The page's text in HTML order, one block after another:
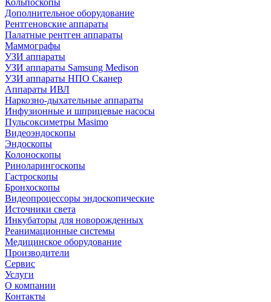
Кольпоскопы
Дополнительное оборудование
Рентгеновские аппараты
Палатные рентген аппараты
Маммографы
УЗИ аппараты
УЗИ аппараты Samsung Medison
УЗИ аппараты НПО Сканер
Аппараты ИВЛ
Наркозно-дыхательные аппараты
Инфузионные и шприцевые насосы
Пульсоксиметры Masimo
Видеоэндоскопы
Эндоскопы
Колоноскопы
Риноларингоскопы
Гастроскопы
Бронхоскопы
Видеопроцессоры эндоскопические
Источники света
Инкубаторы для новорожденных
Реанимационные системы
Медицинское оборудование
Производители
Сервис
Услуги
О компании
Контакты